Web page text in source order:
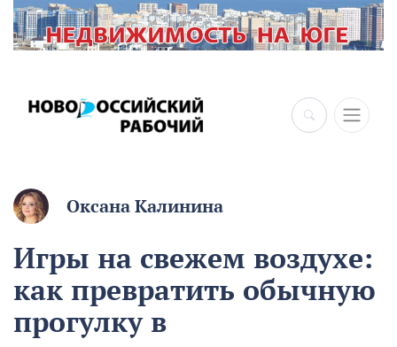
×
Оксана Калинина
Игры на свежем воздухе:
как превратить обычную
прогулку в